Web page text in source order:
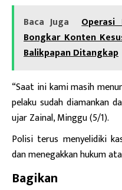
Baca Juga
Bongkar Konten
Balikpapan Ditangkap
“Saat ini kami masih
pelaku sudah diamankan
ujar Zainal, Minggu (5/1).
Polisi terus menyelidiki
dan menegakkan hukum
Bagikan